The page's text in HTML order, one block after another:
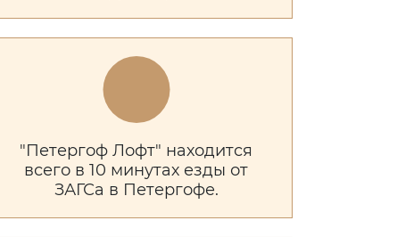
"Петергоф Лофт" находится
всего в 10 минутах езды от
ЗАГСа в Петергофе.